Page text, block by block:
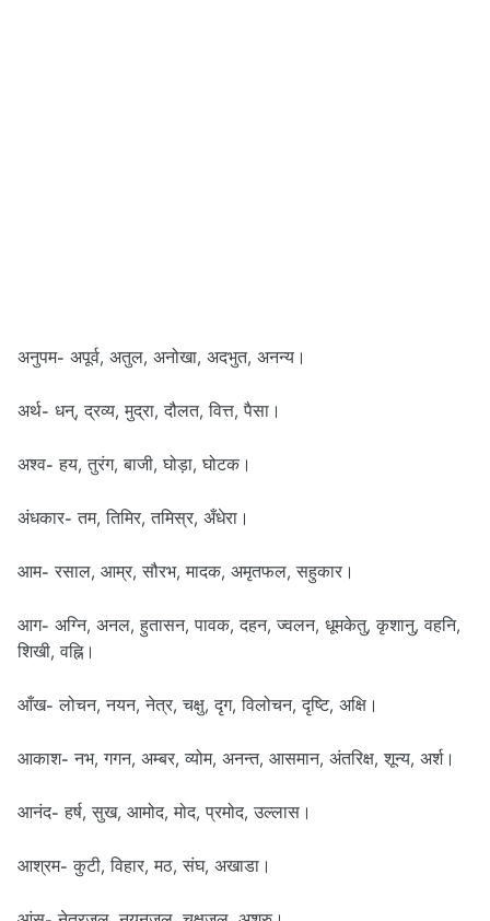
अनुपम- अपूर्व, अतुल, अनोखा, अदभुत, अनन्य।
अर्थ- धन्, द्रव्य, मुद्रा, दौलत, वित्त, पैसा।
अश्व- हय, तुरंग, बाजी, घोड़ा, घोटक।
अंधकार- तम, तिमिर, तमिस्र, अँधेरा।
आम- रसाल, आम्र, सौरभ, मादक, अमृतफल, सहुकार।
आग- अग्नि, अनल, हुतासन, पावक, दहन, ज्वलन, धूमकेतु, कृशानु, वहनि,
शिखी, वह्नि।
आँख- लोचन, नयन, नेत्र, चक्षु, दृग, विलोचन, दृष्टि, अक्षि।
आकाश- नभ, गगन, अम्बर, व्योम, अनन्त, आसमान, अंतरिक्ष, शून्य, अर्श।
आनंद- हर्ष, सुख, आमोद, मोद, प्रमोद, उल्लास।
आश्रम- कुटी, विहार, मठ, संघ, अखाडा।